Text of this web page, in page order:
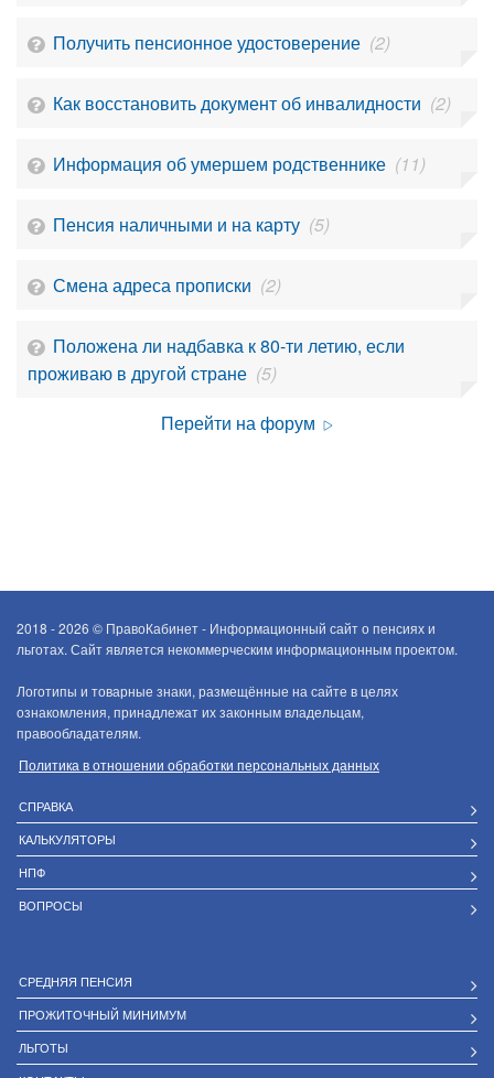
Получить пенсионное удостоверение (2)
Как восстановить документ об инвалидности (2)
Информация об умершем родственнике (11)
Пенсия наличными и на карту (5)
Смена адреса прописки (2)
Положена ли надбавка к 80-ти летию, если
проживаю в другой стране (5)
Перейти на форум
2018 - 2026 © ПравоКабинет - Информационный сайт о пенсиях и
льготах. Сайт является некоммерческим информационным проектом.
Логотипы и товарные знаки, размещённые на сайте в целях
ознакомления, принадлежат их законным владельцам,
правообладателям.
Политика в отношении обработки персональных данных
СПРАВКА
КАЛЬКУЛЯТОРЫ
НПФ
ВОПРОСЫ
СРЕДНЯЯ ПЕНСИЯ
ПРОЖИТОЧНЫЙ МИНИМУМ
ЛЬГОТЫ